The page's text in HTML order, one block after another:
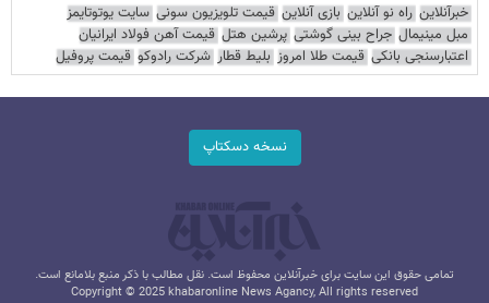
خبرآنلاین راه نو آنلاین بازی آنلاین قیمت تلویزیون سونی سایت یوتوتایمز
مبل مینیمال جراح بینی گوشتی پرشین هتل قیمت آهن فولاد ایرانیان
اعتبارسنجی بانکی قیمت طلا امروز بلیط قطار شرکت رادوکو قیمت پروفیل
نسخه دسکتاپ
تمامی حقوق این سایت برای خبرآنلاین محفوظ است. نقل مطالب با ذکر منبع بلامانع است.
Copyright © 2025 khabaronline News Agancy, All rights reserved